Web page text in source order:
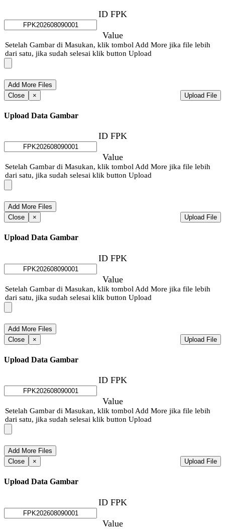
ID FPK
Value
Setelah Gambar di Masukan, klik tombol Add More jika file lebih
dari satu, jika sudah selesai klik button Upload
Upload File
Close ×
Upload Data Gambar
ID FPK
Value
Setelah Gambar di Masukan, klik tombol Add More jika file lebih
dari satu, jika sudah selesai klik button Upload
Upload File
Close ×
Upload Data Gambar
ID FPK
Value
Setelah Gambar di Masukan, klik tombol Add More jika file lebih
dari satu, jika sudah selesai klik button Upload
Upload File
Close ×
Upload Data Gambar
ID FPK
Value
Setelah Gambar di Masukan, klik tombol Add More jika file lebih
dari satu, jika sudah selesai klik button Upload
Upload File
Close ×
Upload Data Gambar
ID FPK
Value